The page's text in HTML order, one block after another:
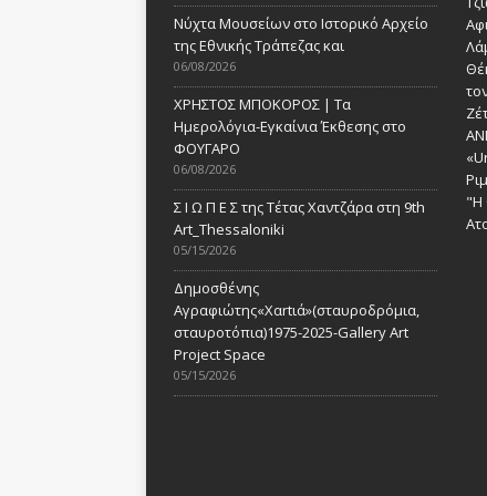
Νύχτα Μουσείων στο Ιστορικό Αρχείο
της Εθνικής Τράπεζας και
06/08/2026
ΧΡΗΣΤΟΣ ΜΠΟΚΟΡΟΣ | Τα
Ημερολόγια-Εγκαίνια Έκθεσης στο
ΦΟΥΓΑΡΟ
06/08/2026
Σ Ι Ω Π Ε Σ της Τέτας Χαντζάρα στη 9th
Art_Thessaloniki
05/15/2026
Δημοσθένης
Αγραφιώτης«Xαrtιά»(σταυροδρόμια,
σταυροτόπια)1975-2025-Gallery Art
Project Space
05/15/2026
"Η